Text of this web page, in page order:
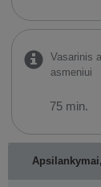
Vasarinis
asmeniui
75 min.